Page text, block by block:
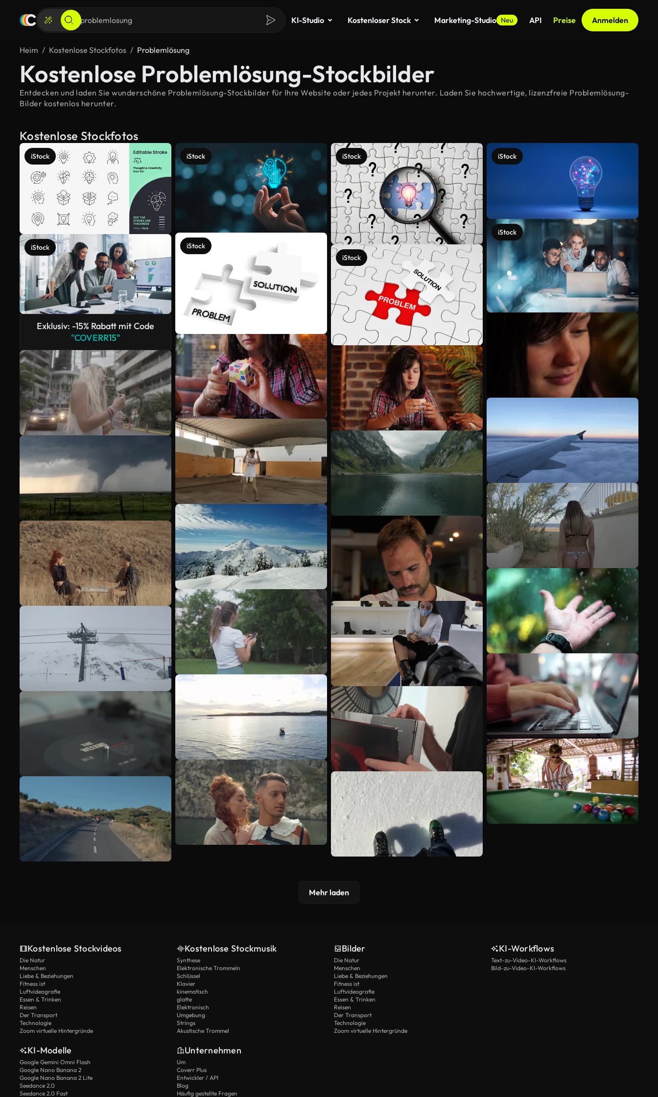
KI-Studio Kostenloser Stock Marketing-Studio Neu API Preise Anmelden
Heim Kostenlose Stockfotos Problemlösung
Kostenlose Problemlösung-Stockbilder
Entdecken und laden Sie wunderschöne Problemlösung-Stockbilder für Ihre Website oder jedes Projekt herunter. Laden Sie hochwertige, lizenzfreie Problemlösung-
Bilder kostenlos herunter.
Kostenlose Stockfotos
iStock
iStock
Exklusiv: -15% Rabatt mit Code
"COVERR15"
iStock
iStock
iStock
iStock
iStock
iStock
Mehr anzeigen
Mehr laden
Kostenlose Stockvideos
Die Natur
Menschen
Liebe & Beziehungen
Fitness ist
Luftvideografie
Essen & Trinken
Reisen
Der Transport
Technologie
Zoom virtuelle Hintergründe
Kostenlose Stockmusik
Synthese
Elektronische Trommeln
Schlüssel
Klavier
kinematisch
glatte
Elektronisch
Umgebung
Strings
Akustische Trommel
Bilder
Die Natur
Menschen
Liebe & Beziehungen
Fitness ist
Luftvideografie
Essen & Trinken
Reisen
Der Transport
Technologie
Zoom virtuelle Hintergründe
KI-Workflows
Text-zu-Video-KI-Workflows
Bild-zu-Video-KI-Workflows
KI-Modelle
Google Gemini Omni Flash
Google Nano Banana 2
Google Nano Banana 2 Lite
Seedance 2.0
Seedance 2.0 Fast
Unternehmen
Um
Coverr Plus
Entwickler / API
Blog
Häufig gestellte Fragen